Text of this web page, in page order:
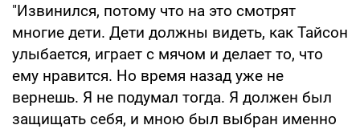
"Извинился, потому что на это смотрят
многие дети. Дети должны видеть, как Тайсон
улыбается, играет с мячом и делает то, что
ему нравится. Но время назад уже не
вернешь. Я не подумал тогда. Я должен был
защищать себя, и мною был выбран именно